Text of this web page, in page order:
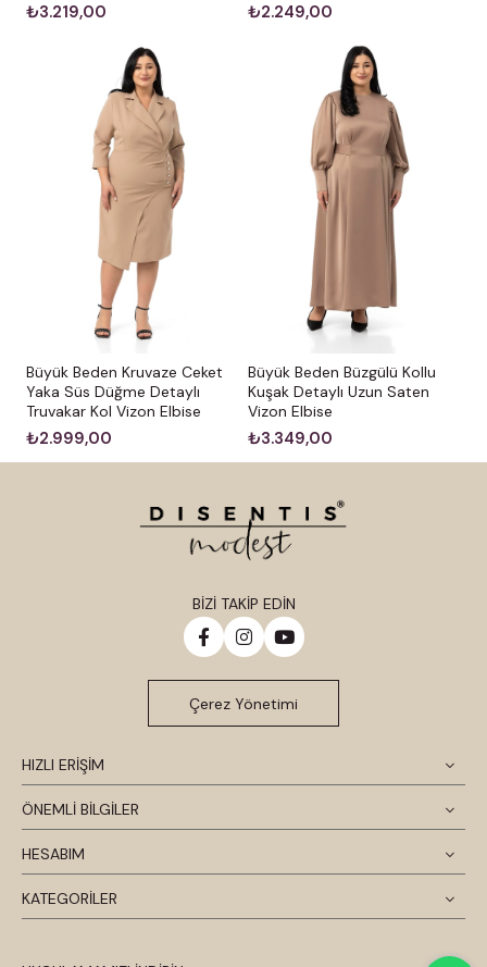
₺3.219,00 ₺2.249,00
Büyük Beden Kruvaze Ceket
Yaka Süs Düğme Detaylı
Truvakar Kol Vizon Elbise
₺2.999,00
Büyük Beden Büzgülü Kollu
Kuşak Detaylı Uzun Saten
Vizon Elbise
₺3.349,00
HIZLI ERİŞİM
ÖNEMLİ BİLGİLER
HESABIM
KATEGORİLER
BİZİ TAKİP EDİN
Çerez Yönetimi